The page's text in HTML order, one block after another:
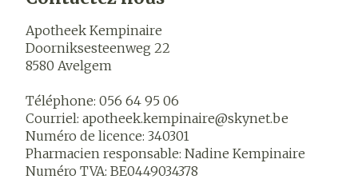
Apotheek Kempinaire
Doorniksesteenweg 22
8580 Avelgem
Téléphone: 056 64 95 06
Courriel: apotheek.kempinaire@skynet.be
Numéro de licence: 340301
Pharmacien responsable: Nadine Kempinaire
Numéro TVA: BE0449034378